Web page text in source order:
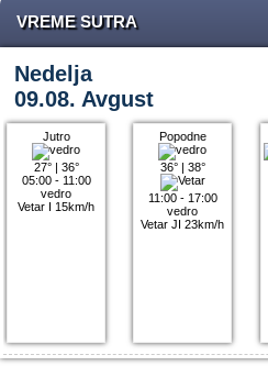
VREME SUTRA
Nedelja
09.08. Avgust
Jutro
27°| 36°
05:00 - 11:00
vedro
Vetar I 15km/h
Popodne
36°| 38°
11:00 - 17:00
vedro
Vetar JI 23km/h